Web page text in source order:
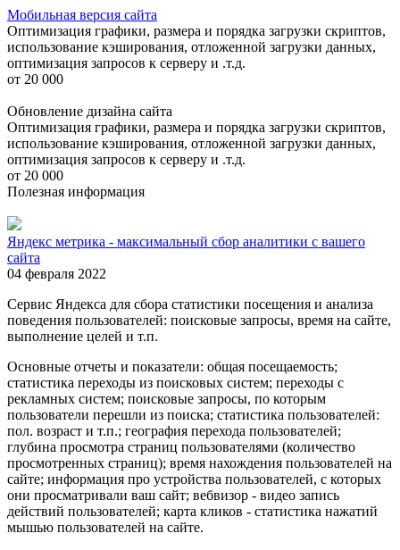
Мобильная версия сайта
Оптимизация графики, размера и порядка загрузки скриптов,
использование кэширования, отложенной загрузки данных,
оптимизация запросов к серверу и .т.д.
от 20 000
Обновление дизайна сайта
Оптимизация графики, размера и порядка загрузки скриптов,
использование кэширования, отложенной загрузки данных,
оптимизация запросов к серверу и .т.д.
от 20 000
Полезная информация
Яндекс метрика - максимальный сбор аналитики с вашего
сайта
04 февраля 2022
Сервис Яндекса для сбора статистики посещения и анализа
поведения пользователей: поисковые запросы, время на сайте,
выполнение целей и т.п.
Основные отчеты и показатели: общая посещаемость;
статистика переходы из поисковых систем; переходы с
рекламных систем; поисковые запросы, по которым
пользователи перешли из поиска; статистика пользователей:
пол. возраст и т.п.; география перехода пользователей;
глубина просмотра страниц пользователями (количество
просмотренных страниц); время нахождения пользователей на
сайте; информация про устройства пользователей, с которых
они просматривали ваш сайт; вебвизор - видео запись
действий пользователей; карта кликов - статистика нажатий
мышью пользователей на сайте.